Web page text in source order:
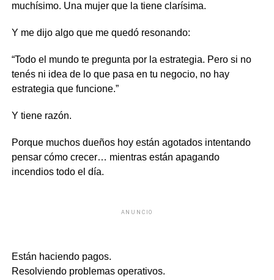
muchísimo. Una mujer que la tiene clarísima.
Y me dijo algo que me quedó resonando:
“Todo el mundo te pregunta por la estrategia. Pero si no
tenés ni idea de lo que pasa en tu negocio, no hay
estrategia que funcione.”
Y tiene razón.
Porque muchos dueños hoy están agotados intentando
pensar cómo crecer… mientras están apagando
incendios todo el día.
ANUNCIO
Están haciendo pagos.
Resolviendo problemas operativos.